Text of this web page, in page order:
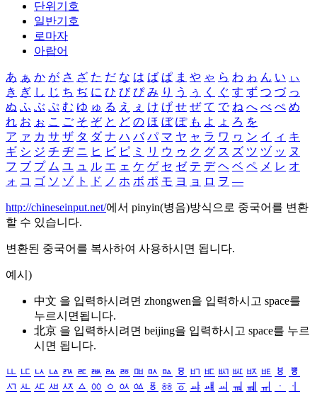
단위기호
일반기호
로마자
아랍어
あ ぁ か が さ ざ た だ な は ば ぱ ま や ゃ ら わ ゎ ん い ぃ
き ぎ し じ ち ぢ に ひ び ぴ み り う ぅ く ぐ す ず つ づ っ
ぬ ふ ぶ ぷ む ゆ ゅ る え ぇ け げ せ ぜ て で ね へ べ ぺ め
れ お ぉ こ ご そ ぞ と ど の ほ ぼ ぽ も よ ょ ろ を
ア ァ カ サ ザ タ ダ ナ ハ バ パ マ ヤ ャ ラ ワ ヮ ン イ ィ キ
ギ シ ジ チ ヂ ニ ヒ ビ ピ ミ リ ウ ゥ ク グ ス ズ ツ ヅ ッ ヌ
フ ブ プ ム ユ ュ ル エ ェ ケ ゲ セ ゼ テ デ ヘ ベ ペ メ レ オ
ォ コ ゴ ソ ゾ ト ド ノ ホ ボ ポ モ ヨ ョ ロ ヲ ―
http://chineseinput.net/에서 pinyin(병음)방식으로 중국어를 변환
할 수 있습니다.
변환된 중국어를 복사하여 사용하시면 됩니다.
예시)
中文 을 입력하시려면 zhongwen을 입력하시고 space를
누르시면됩니다.
北京 을 입력하시려면 beijing을 입력하시고 space를 누르
시면 됩니다.
ㅥ ㅦ ㅧ ㅨ ㅩ ㅪ ㅫ ㅬ ㅭ ㅮ ㅯ ㅰ ㅱ ㅲ ㅳ ㅴ ㅵ ㅶ ㅷ ㅸ
ㅹ
ㅺ ㅻ ㅼ ㅽ ㅾ ㅿ ㆀ ㆁ ㆂ ㆃ ㆄ ㆅ ㆆ ㆇ ㆈ ㆉ ㆊ ㆋ ㆌ ㆍ
ㆎ